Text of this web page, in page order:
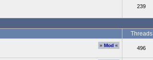
239
Threads
» Mod « 496